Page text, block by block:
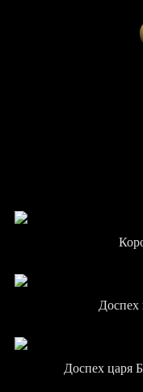
Доспех
Доспех царя